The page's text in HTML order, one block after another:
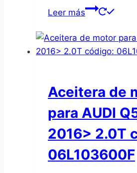
Leer más
Aceitera de
para AUDI
2016> 2.0T
06L103600F